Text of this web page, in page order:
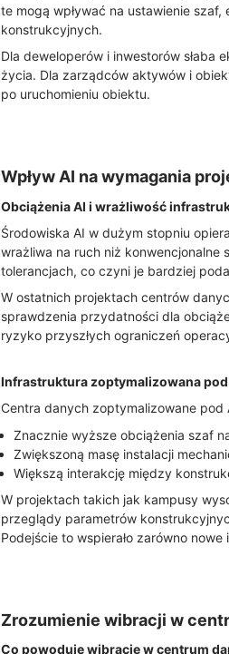
te mogą wpływać na ustawienie
konstrukcyjnych.
Dla deweloperów i inwestorów
życia. Dla zarządców aktywów i
po uruchomieniu obiektu.
Wpływ AI na wymagania
Obciążenia AI i wrażliwość
Środowiska AI w dużym stopniu
wrażliwa na ruch niż
tolerancjach, co czyni je bardziej
W ostatnich projektach centrów
sprawdzenia przydatności dla
ryzyko przyszłych ograniczeń
Infrastruktura zoptymalizowana
Centra danych zoptymalizowane
Znacznie wyższe obciążenia szaf
Zwiększoną masę instalacji
Większą interakcję między
W projektach takich jak kampusy
przeglądy parametrów
Podejście to wspierało zarówno
Zrozumienie wibracji w
Co powoduje wibracje w centrum